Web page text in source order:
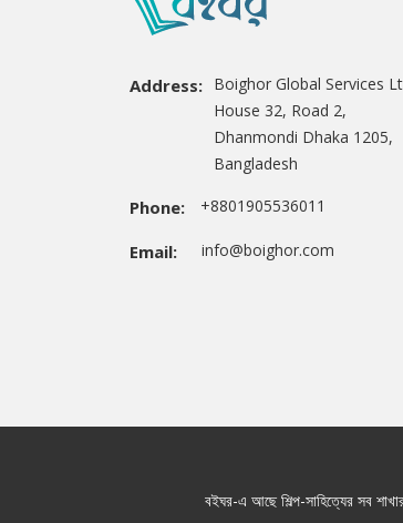
Address: Boighor Global Services
House 32, Road 2,
Dhanmondi Dhaka 1205,
Bangladesh
Phone: +8801905536011
Email: info@boighor.com
বইঘর-এ আছে শিল্প-সাহিত্যের সব